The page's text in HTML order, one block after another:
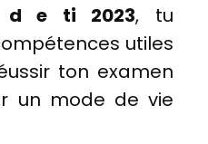
d e ti 2023, tu
utiles
ton examen
un mode de vie